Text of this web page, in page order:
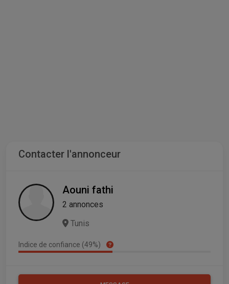
Contacter l'annonceur
Aouni fathi
2 annonces
Tunis
Indice de confiance (49%)